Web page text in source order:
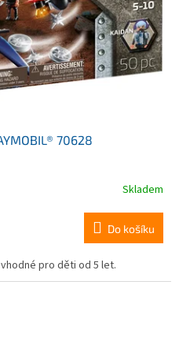
70628
Skladem
Do košíku
pro děti od 5 let.